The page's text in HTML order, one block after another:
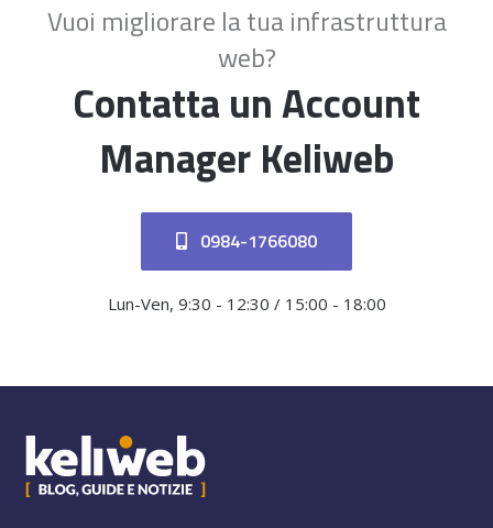
Vuoi migliorare la tua infrastruttura
web?
Contatta un Account
Manager Keliweb
0984-1766080
Lun-Ven, 9:30 - 12:30 / 15:00 - 18:00